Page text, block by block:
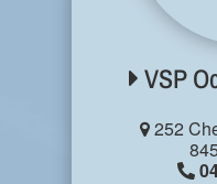
VSP
252